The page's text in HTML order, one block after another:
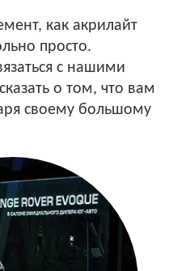
как акрилайт
просто.
с нашими
о том, что вам
своему большому